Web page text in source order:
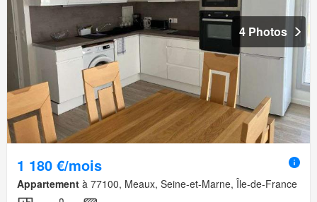
4 Photos
1 180 €/mois
Appartement à 77100, Meaux, Seine-et-Marne, Île-de-France